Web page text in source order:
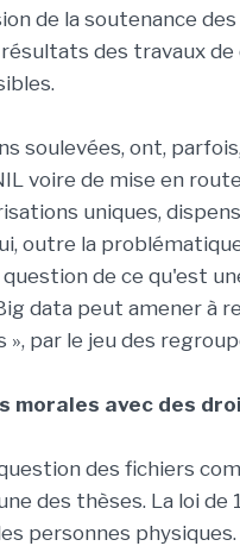
de la soutenance
des travaux
soulevées, ont,
voire de mise en
uniques,
outre la
de ce qu'est
data peut amener à
», par le jeu des
morales avec des
des fichiers
des thèses. La loi de
personnes